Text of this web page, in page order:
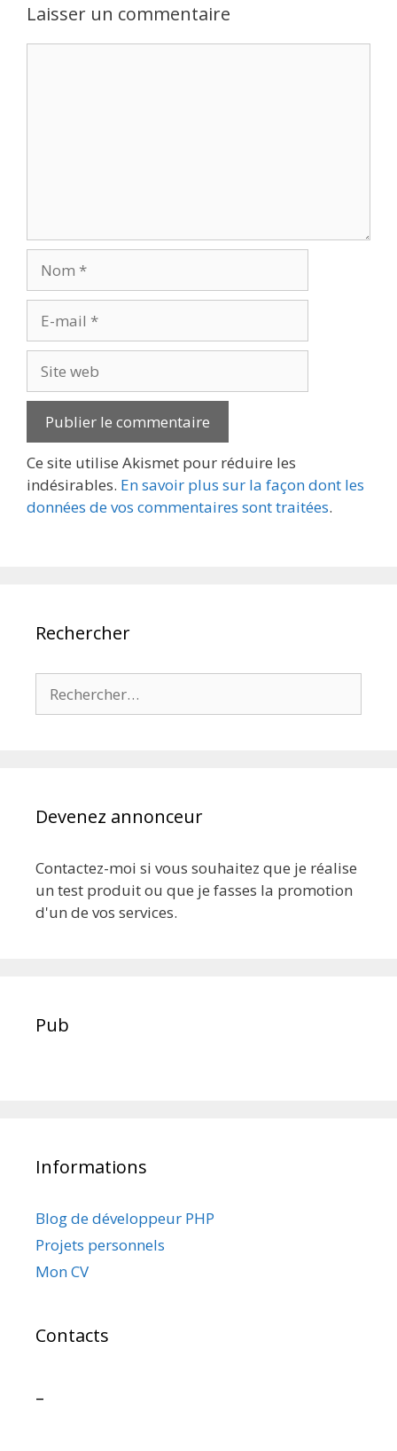
Laisser un commentaire
mail
web
Ce site utilise Akismet pour réduire les
indésirables. En savoir plus sur la façon dont les
données de vos commentaires sont traitées.
Rechercher
Devenez annonceur
Contactez-moi si vous souhaitez que je réalise
un test produit ou que je fasses la promotion
d'un de vos services.
Pub
Informations
Blog de développeur PHP
Projets personnels
Mon CV
Contacts
–